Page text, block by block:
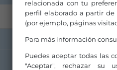
relacionada con tu
perfil elaborado a partir
(por ejemplo, páginas
Para más información
Puedes aceptar todas las
"Aceptar", rechazar su